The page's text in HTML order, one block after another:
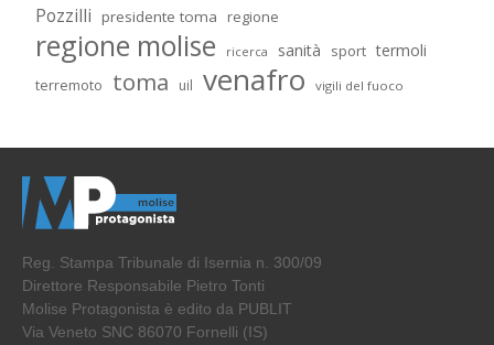
Pozzilli presidente toma regione
regione molise ricerca sanità sport termoli
terremoto toma uil venafro vigili del fuoco
Reg. Stampa Tribunale di Isernia n. 300/09
Direttore Responsabile Pietro Tonti
Molise Protagonista è edito da PUBLIT
Via Veneto SNC 86070 Fornelli (IS)